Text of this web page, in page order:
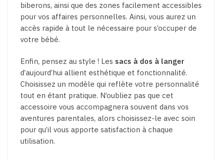
biberons, ainsi que des zones facilement accessibles
pour vos affaires personnelles. Ainsi, vous aurez un
accès rapide à tout le nécessaire pour s’occuper de
votre bébé.
Enfin, pensez au style ! Les sacs à dos à langer
d’aujourd’hui allient esthétique et fonctionnalité.
Choisissez un modèle qui reflète votre personnalité
tout en étant pratique. N’oubliez pas que cet
accessoire vous accompagnera souvent dans vos
aventures parentales, alors choisissez-le avec soin
pour qu’il vous apporte satisfaction à chaque
utilisation.